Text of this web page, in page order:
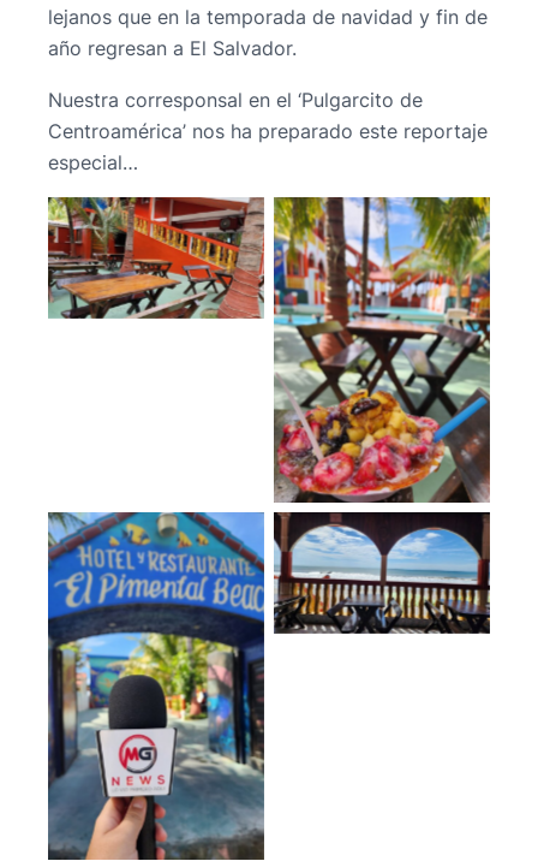
lejanos que en la temporada de navidad y fin de
año regresan a El Salvador.
Nuestra corresponsal en el ‘Pulgarcito de
Centroamérica’ nos ha preparado este reportaje
especial…
No Caption
No Caption
No Caption
No Caption